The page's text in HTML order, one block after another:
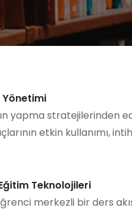
Yönetimi
yapma stratejilerinden
etkin kullanımı,
Teknolojileri
merkezli bir ders